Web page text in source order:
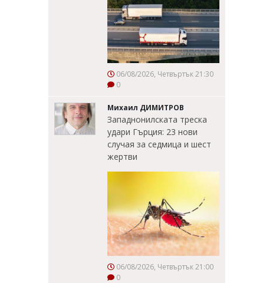
06/08/2026, Четвъртък 21:30
0
Михаил ДИМИТРОВ
Западнонилската треска
удари Гърция: 23 нови
случая за седмица и шест
жертви
06/08/2026, Четвъртък 21:00
0